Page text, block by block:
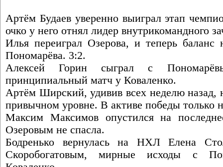
Артём Будаев уверенно выиграл этап
очко у него отнял лидер внутрикомандного
Илья переиграл Озерова, и теперь
Пономарёва. 3:2.
Алексей Горин сыграл с
принципиальный матч у Коваленко.
Артём Ширский, удивив всех неделю назад,
привычном уровне. В активе победы только
Максим Максимов опустился на
Озеровым не спасла.
Бодренько вернулась на НХЛ Елена
Скоробогатовым, мирные исходы с